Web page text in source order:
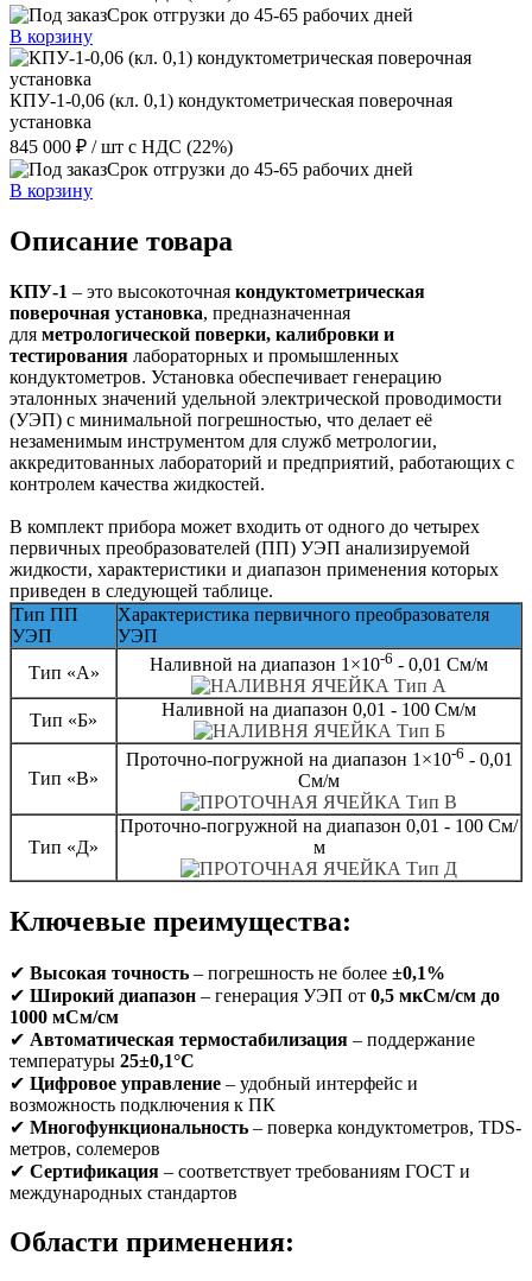
Срок отгрузки до 45-65 рабочих дней
В корзину
КПУ-1-0,06 (кл. 0,1) кондуктометрическая поверочная
установка
845 000 ₽ / шт с НДС (22%)
Срок отгрузки до 45-65 рабочих дней
В корзину
Описание товара
КПУ-1 – это высокоточная кондуктометрическая
поверочная установка, предназначенная
для метрологической поверки, калибровки и
тестирования лабораторных и промышленных
кондуктометров. Установка обеспечивает генерацию
эталонных значений удельной электрической проводимости
(УЭП) с минимальной погрешностью, что делает её
незаменимым инструментом для служб метрологии,
аккредитованных лабораторий и предприятий, работающих с
контролем качества жидкостей.
В комплект прибора может входить от одного до четырех
первичных преобразователей (ПП) УЭП анализируемой
жидкости, характеристики и диапазон применения которых
приведен в следующей таблице.
Тип ПП
УЭП
Характеристика первичного преобразователя
УЭП
Тип «А»
Наливной на диапазон 1×10-6 - 0,01 См/м
Тип «Б»
Наливной на диапазон 0,01 - 100 См/м
Тип «В»
Проточно-погружной на диапазон 1×10-6 - 0,01
См/м
Тип «Д»
Проточно-погружной на диапазон 0,01 - 100 См/
м
Ключевые преимущества:
✔ Высокая точность – погрешность не более ±0,1%
✔ Широкий диапазон – генерация УЭП от 0,5 мкСм/см до
1000 мСм/см
✔ Автоматическая термостабилизация – поддержание
температуры 25±0,1°C
✔ Цифровое управление – удобный интерфейс и
возможность подключения к ПК
✔ Многофункциональность – поверка кондуктометров, TDS-
метров, солемеров
✔ Сертификация – соответствует требованиям ГОСТ и
международных стандартов
Области применения: